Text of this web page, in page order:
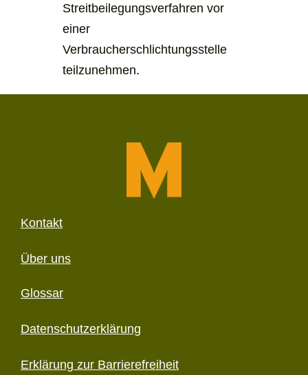
Streitbeilegungsverfahren vor
einer
Verbraucherschlichtungsstelle
teilzunehmen.
Kontakt
Über uns
Glossar
Datenschutzerklärung
Erklärung zur Barriere­freiheit